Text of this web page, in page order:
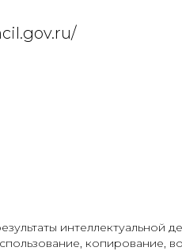
интеллектуальной
копирование,